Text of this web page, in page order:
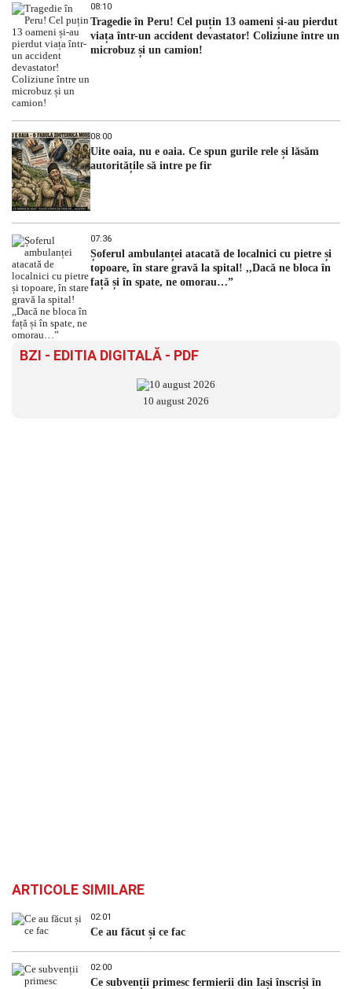
08:10
Tragedie în Peru! Cel puțin 13 oameni și-au pierdut
viața într-un accident devastator! Coliziune între un
microbuz și un camion!
08:00
Uite oaia, nu e oaia. Ce spun gurile rele și lăsăm
autoritățile să intre pe fir
07:36
Șoferul ambulanței atacată de localnici cu pietre și
topoare, în stare gravă la spital! ,,Dacă ne bloca în
față și în spate, ne omorau…”
BZI - EDITIA DIGITALĂ - PDF
10 august 2026
ARTICOLE SIMILARE
02:01
Ce au făcut și ce fac
02:00
Ce subvenții primesc fermierii din Iași înscriși în